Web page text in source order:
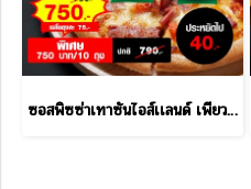
ซอสพิซซ่าเทาซันไอส์เเลนด์ เพียวฟู้ดส์ 850 กรัม ราคาส่งยกลัง